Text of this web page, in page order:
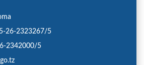
26-2323267/5
2342000/5